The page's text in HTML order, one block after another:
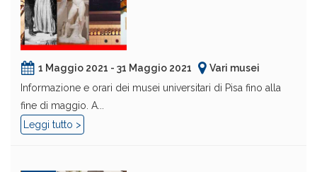
1 Maggio 2021 - 31 Maggio 2021
Vari musei
Informazione e orari dei musei universitari di Pisa fino alla
fine di maggio. A...
Leggi tutto >